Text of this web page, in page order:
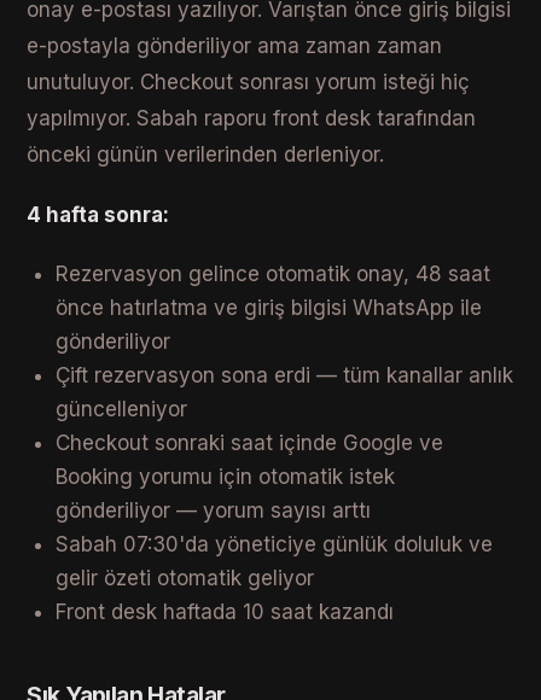
onay e-postası yazılıyor. Varıştan önce giriş bilgisi
e-postayla gönderiliyor ama zaman zaman
unutuluyor. Checkout sonrası yorum isteği hiç
yapılmıyor. Sabah raporu front desk tarafından
önceki günün verilerinden derleniyor.
4 hafta sonra:
Rezervasyon gelince otomatik onay, 48 saat
önce hatırlatma ve giriş bilgisi WhatsApp ile
gönderiliyor
Çift rezervasyon sona erdi — tüm kanallar anlık
güncelleniyor
Checkout sonraki saat içinde Google ve
Booking yorumu için otomatik istek
gönderiliyor — yorum sayısı arttı
Sabah 07:30'da yöneticiye günlük doluluk ve
gelir özeti otomatik geliyor
Front desk haftada 10 saat kazandı